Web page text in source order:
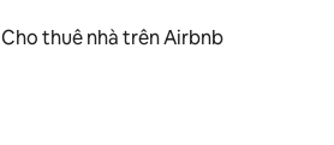
Cho thuê nhà trên Airbnb